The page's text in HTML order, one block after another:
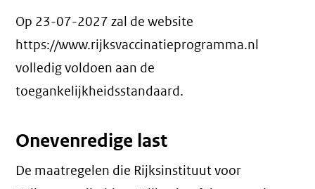
Op 23-07-2027 zal de website
https://www.rijksvaccinatieprogramma.nl
volledig voldoen aan de
toegankelijkheidsstandaard.
Onevenredige last
De maatregelen die Rijksinstituut voor